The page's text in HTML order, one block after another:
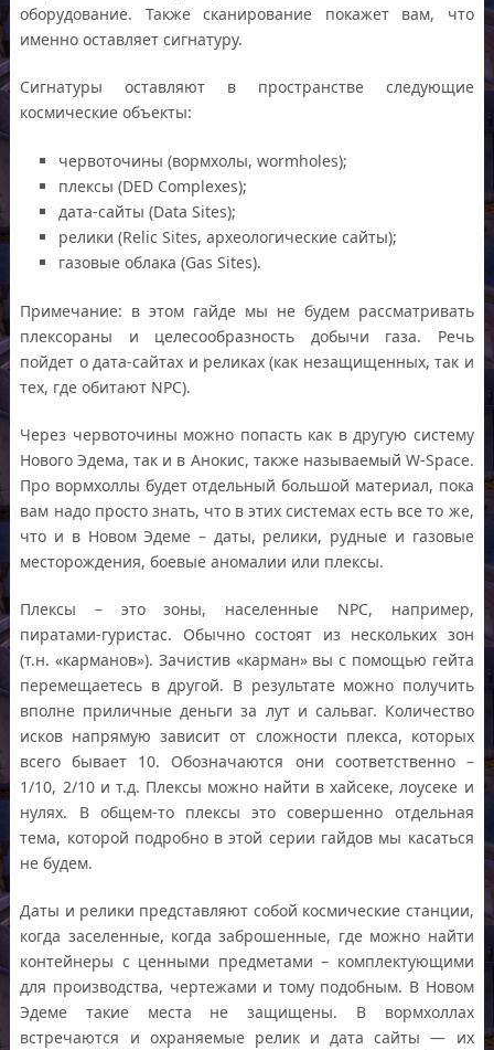
оборудование. Также сканирование покажет вам, что
именно оставляет сигнатуру.
Сигнатуры оставляют в пространстве следующие
космические объекты:
червоточины (вормхолы, wormholes);
плексы (DED Complexes);
дата-сайты (Data Sites);
релики (Relic Sites, археологические сайты);
газовые облака (Gas Sites).
Примечание: в этом гайде мы не будем рассматривать
плексораны и целесообразность добычи газа. Речь
пойдет о дата-сайтах и реликах (как незащищенных, так и
тех, где обитают NPC).
Через червоточины можно попасть как в другую систему
Нового Эдема, так и в Анокис, также называемый W-Space.
Про вормхоллы будет отдельный большой материал, пока
вам надо просто знать, что в этих системах есть все то же,
что и в Новом Эдеме – даты, релики, рудные и газовые
месторождения, боевые аномалии или плексы.
Плексы – это зоны, населенные NPC, например,
пиратами-гуристас. Обычно состоят из нескольких зон
(т.н. «карманов»). Зачистив «карман» вы с помощью гейта
перемещаетесь в другой. В результате можно получить
вполне приличные деньги за лут и сальваг. Количество
исков напрямую зависит от сложности плекса, которых
всего бывает 10. Обозначаются они соответственно –
1/10, 2/10 и т.д. Плексы можно найти в хайсеке, лоусеке и
нулях. В общем-то плексы это совершенно отдельная
тема, которой подробно в этой серии гайдов мы касаться
не будем.
Даты и релики представляют собой космические станции,
когда заселенные, когда заброшенные, где можно найти
контейнеры с ценными предметами – комплектующими
для производства, чертежами и тому подобным. В Новом
Эдеме такие места не защищены. В вормхоллах
встречаются и охраняемые релик и дата сайты — их